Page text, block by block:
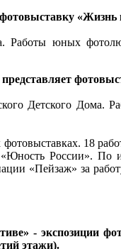
фотовыставку «Жизнь
юных
Детского Дома.
18
России».
«Пейзаж» за
- экспозиции
этажи).